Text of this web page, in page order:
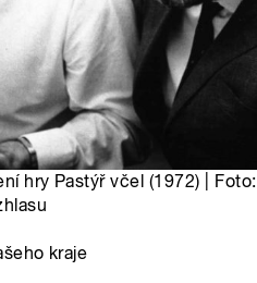
hry Pastýř včel (1972) | Foto:
kraje